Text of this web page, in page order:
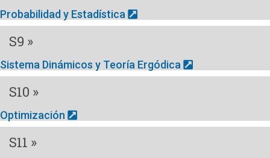
Probabilidad y Estadística
S9 »
Sistema Dinámicos y Teoría Ergódica
S10 »
Optimización
S11 »